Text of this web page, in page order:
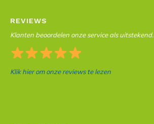
REVIEWS
Klanten beoordelen onze service als uitstekend.
Klik hier om onze reviews te lezen